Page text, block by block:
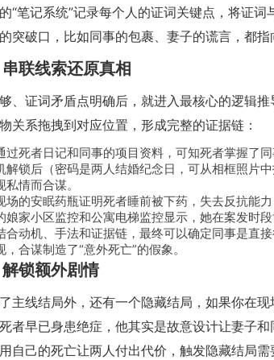
“笔记系统”记录每个人的证词关键点，将证
突破口，比如同事的包裹、妻子的谎言，都指
联线索还原真相
、证词矛盾点明确后，就进入最核心的逻辑
关系拖拽到对应位置，形成完整的证据链：
过死者日记和同事的项目资料，可知死者掌握了
解锁后（密码是两人结婚纪念日，可从相框照片
情而合谋。
场的安眠药瓶证明死者睡前被下药，失去反抗能
娘家小区监控和公寓电梯监控显示，她在案发时
合动机、手法和证据链，最终可以确定同事是直
合谋制造了“意外死亡”的假象。
锁额外剧情
了主线结局外，还有一个隐藏结局，如果你在
者早已身患绝症，他其实是故意设计让妻子
自己的死亡让两人付出代价，触发隐藏结局